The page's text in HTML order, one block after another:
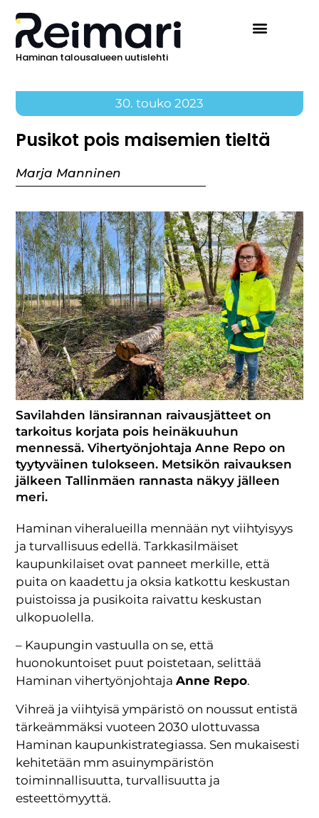
Haminan talousalueen uutislehti
30. touko 2023
Pusikot pois maisemien tieltä
Marja Manninen
Savilahden länsirannan raivausjätteet on
tarkoitus korjata pois heinäkuuhun
mennessä. Vihertyönjohtaja Anne Repo on
tyytyväinen tulokseen. Metsikön raivauksen
jälkeen Tallinmäen rannasta näkyy jälleen
meri.
Haminan viheralueilla mennään nyt viihtyisyys
ja turvallisuus edellä. Tarkkasilmäiset
kaupunkilaiset ovat panneet merkille, että
puita on kaadettu ja oksia katkottu keskustan
puistoissa ja pusikoita raivattu keskustan
ulkopuolella.
– Kaupungin vastuulla on se, että
huonokuntoiset puut poistetaan, selittää
Haminan vihertyönjohtajaAnne Repo.
Vihreä ja viihtyisä ympäristö on noussut entistä
tärkeämmäksi vuoteen 2030 ulottuvassa
Haminan kaupunkistrategiassa. Sen mukaisesti
kehitetään mm asuinympäristön
toiminnallisuutta, turvallisuutta ja
esteettömyyttä.